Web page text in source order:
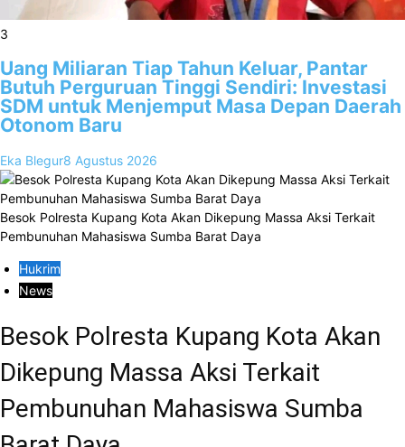
3
Uang Miliaran Tiap Tahun Keluar, Pantar
Butuh Perguruan Tinggi Sendiri: Investasi
SDM untuk Menjemput Masa Depan Daerah
Otonom Baru
Eka Blegur8 Agustus 2026
Besok Polresta Kupang Kota Akan Dikepung Massa Aksi Terkait
Pembunuhan Mahasiswa Sumba Barat Daya
Hukrim
News
Besok Polresta Kupang Kota Akan
Dikepung Massa Aksi Terkait
Pembunuhan Mahasiswa Sumba